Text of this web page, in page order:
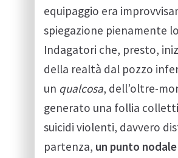
equipaggio era
spiegazione pienamente
Indagatori che, presto,
della realtà dal pozzo
un qualcosa, dell’oltre-
generato una follia
suicidi violenti, davvero
partenza, un punto